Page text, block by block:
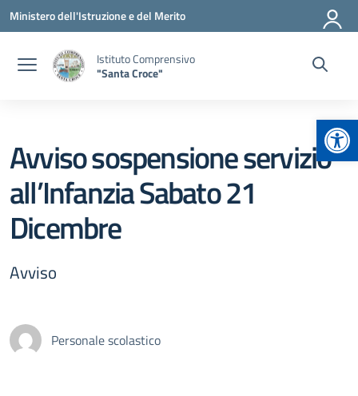
Vai ai contenuti
Vai al menu di navigazione
Vai al footer
Ministero dell'Istruzione e del Merito
Istituto Comprensivo
"Santa Croce"
Avviso sospensione servizio
all’Infanzia Sabato 21
Dicembre
Avviso
Personale scolastico